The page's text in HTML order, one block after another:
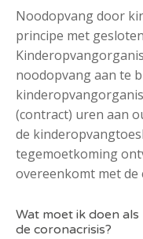
Noodopvang door
principe met
noodopvang aan te
(contract) uren aan
de
tegemoetkoming
overeenkomt met de
Wat moet ik doen
de coronacrisis?